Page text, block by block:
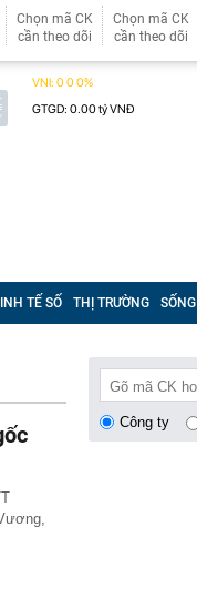
Chọn mã CK
cần theo dõi
Chọn mã CK
cần theo dõi
TẾ SỐ THỊ TRƯỜNG SỐNG
Công ty